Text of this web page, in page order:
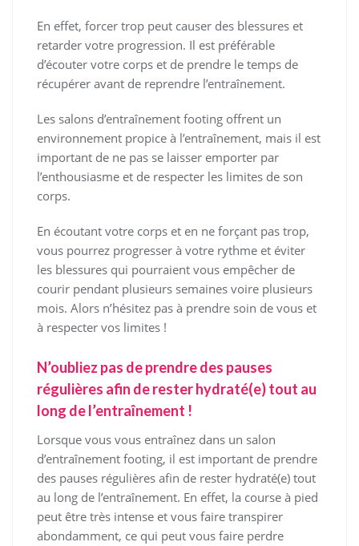
En effet, forcer trop peut causer des blessures et
retarder votre progression. Il est préférable
d’écouter votre corps et de prendre le temps de
récupérer avant de reprendre l’entraînement.
Les salons d’entraînement footing offrent un
environnement propice à l’entraînement, mais il est
important de ne pas se laisser emporter par
l’enthousiasme et de respecter les limites de son
corps.
En écoutant votre corps et en ne forçant pas trop,
vous pourrez progresser à votre rythme et éviter
les blessures qui pourraient vous empêcher de
courir pendant plusieurs semaines voire plusieurs
mois. Alors n’hésitez pas à prendre soin de vous et
à respecter vos limites !
N’oubliez pas de prendre des pauses
régulières afin de rester hydraté(e) tout au
long de l’entraînement !
Lorsque vous vous entraînez dans un salon
d’entraînement footing, il est important de prendre
des pauses régulières afin de rester hydraté(e) tout
au long de l’entraînement. En effet, la course à pied
peut être très intense et vous faire transpirer
abondamment, ce qui peut vous faire perdre